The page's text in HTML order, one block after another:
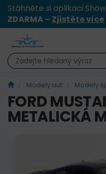
Stáhněte si aplikaci
ZDARMA – Zjistěte více
Modely aut Modely
FORD
METALICKÁ